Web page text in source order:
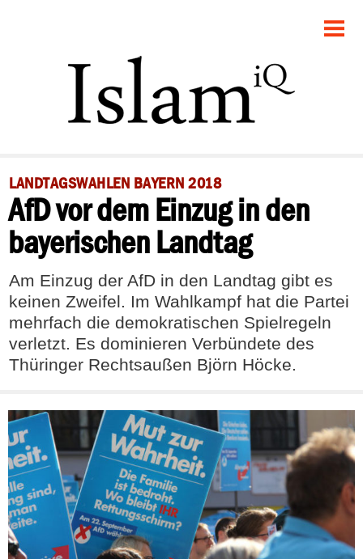
GESELLSCHAFT
POLITIK
RECHT
FEUILLETON
DEBATTE
LANDTAGSWAHLEN BAYERN 2018
AfD vor dem Einzug in den
bayerischen Landtag
Am Einzug der AfD in den Landtag gibt es
keinen Zweifel. Im Wahlkampf hat die Partei
mehrfach die demokratischen Spielregeln
verletzt. Es dominieren Verbündete des
Thüringer Rechtsaußen Björn Höcke.